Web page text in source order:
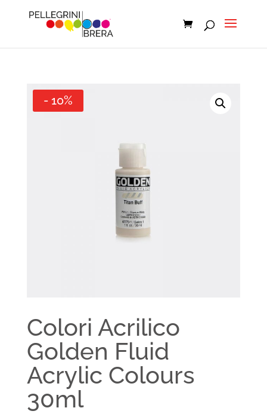
- 10%
Colori Acrilico
Golden Fluid
Acrylic Colours
30ml